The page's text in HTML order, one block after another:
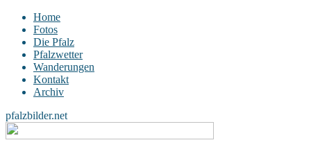
Home
Fotos
Die Pfalz
Pfalzwetter
Wanderungen
Kontakt
Archiv
pfalzbilder.net